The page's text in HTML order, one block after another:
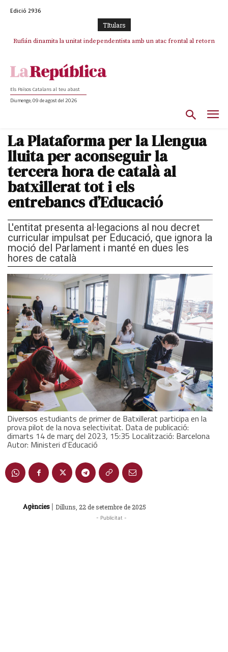
Edició 2936
TItulars
Rufián dinamita la unitat independentista amb un atac frontal al retorn
Puigdemont reivindica la transparència del seu retorn i manté el pols
Els Països Catalans al teu abast
Diumenge, 09 de agost del 2026
La Plataforma per la Llengua
lluita per aconseguir la
tercera hora de català al
batxillerat tot i els
entrebancs d’Educació
L'entitat presenta al·legacions al nou decret
curricular impulsat per Educació, que ignora la
moció del Parlament i manté en dues les
hores de català
Diversos estudiants de primer de Batxillerat participa en la
prova pilot de la nova selectivitat. Data de publicació:
dimarts 14 de març del 2023, 15:35 Localització: Barcelona
Autor: Ministeri d'Educació
Agències | Dilluns, 22 de setembre de 2025
- Publicitat -